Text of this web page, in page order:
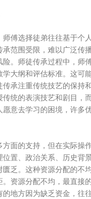
傅选择徒弟往往基于个
范围受限，难以广泛传
。师徒传承过程中，师
大纲和评估标准。这可
承注重传统技艺的保持
统的表演技艺和剧目，
意去学习的困境，许多
面的支持，但在实际操
置、政治关系、历史背
乏。这种资源分配的不
资源分配不均，最直接
地方因为缺乏资金，往